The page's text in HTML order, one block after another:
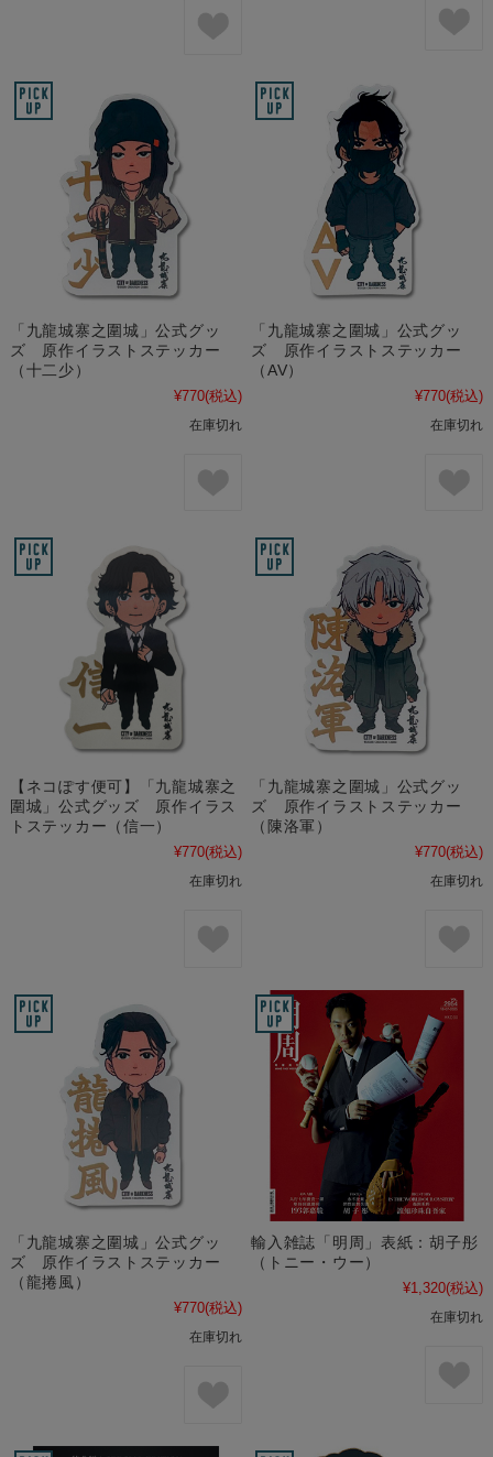
「九龍城寨之圍城」公式グッ
ズ 原作イラストステッカー
（十二少）
¥770(税込)
在庫切れ
「九龍城寨之圍城」公式グッ
ズ 原作イラストステッカー
（AV）
¥770(税込)
在庫切れ
【ネコぽす便可】「九龍城寨之
圍城」公式グッズ 原作イラス
トステッカー（信一）
¥770(税込)
在庫切れ
「九龍城寨之圍城」公式グッ
ズ 原作イラストステッカー
（陳洛軍）
¥770(税込)
在庫切れ
「九龍城寨之圍城」公式グッ
ズ 原作イラストステッカー
（龍捲風）
¥770(税込)
在庫切れ
輸入雑誌「明周」表紙：胡子彤
（トニー・ウー）
¥1,320(税込)
在庫切れ